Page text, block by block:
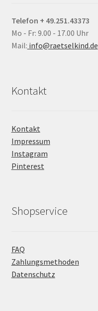
Telefon + 49.251.43373
Mo - Fr: 9.00 - 17.00 Uhr
Mail: info@raetselkind.de
Kontakt
Kontakt
Impressum
Instagram
Pinterest
Shopservice
FAQ
Zahlungsmethoden
Datenschutz